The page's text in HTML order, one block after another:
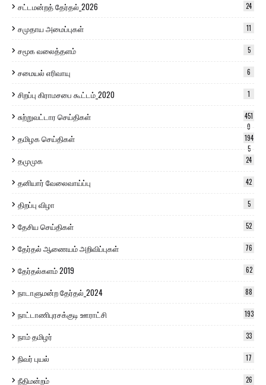
சட்டமன்றத் தேர்தல்_2026 24
சமுதாய அமைப்புகள் 11
சமூக வலைத்தளம் 5
சமையல் எரிவாயு 6
சிறப்பு கிராமசபை கூட்டம்_2020 1
சுற்றுவட்டார செய்திகள்
451
0
தமிழக செய்திகள்
194
5
தமுமுக 24
தனியார் வேலைவாய்ப்பு 42
திறப்பு விழா 5
தேசிய செய்திகள் 52
தேர்தல் ஆணையம் அறிவிப்புகள் 76
தேர்தல்களம் 2019 62
நாடாளுமன்ற தேர்தல்_2024 88
நாட்டாணிபுரசக்குடி ஊராட்சி 193
நாம் தமிழர் 33
நிவர் புயல் 17
நீதிமன்றம் 26